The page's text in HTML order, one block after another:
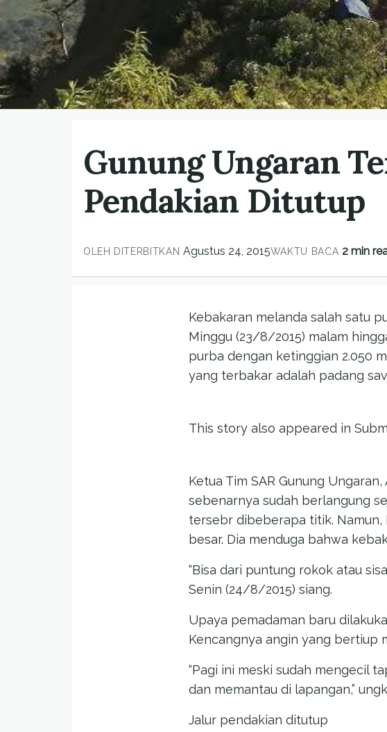
Gunung Ungaran
Pendakian Ditutup
OLEH DITERBITKAN Agustus 24, 2015WAKTU BACA 2 min
Kebakaran melanda salah satu
Minggu (23/8/2015) malam
purba dengan ketinggian 2.050
yang terbakar adalah padang
This story also appeared in
Ketua Tim SAR Gunung
sebenarnya sudah berlangung
tersebr dibeberapa titik. Namun,
besar. Dia menduga bahwa
“Bisa dari puntung rokok atau
Senin (24/8/2015) siang.
Upaya pemadaman baru
Kencangnya angin yang bertiup
“Pagi ini meski sudah mengecil
dan memantau di lapangan,”
Jalur pendakian ditutup